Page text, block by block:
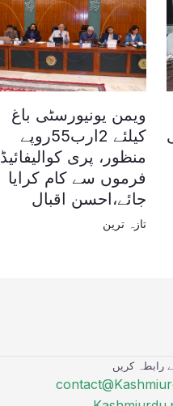
ویمن یونیورسٹی باغ
کیلئے 2ارب55روپے
منظور، پری کوالیفائیڈ
فرموں سے کام کرایا
جائے،احسن اقبال
تازہ ترین
رابطہ کریں